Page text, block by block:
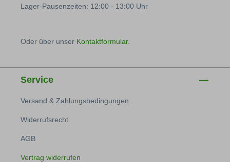
Lager-Pausenzeiten: 12:00 - 13:00 Uhr
Oder über unser Kontaktformular.
Service
Versand & Zahlungsbedingungen
Widerrufsrecht
AGB
Vertrag widerrufen